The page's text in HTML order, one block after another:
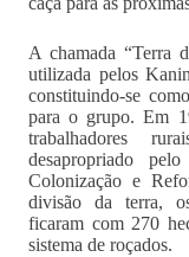
A chamada “Terra
utilizada pelos
constituindo-se
para o grupo. Em
trabalhadores
desapropriado
Colonização e
divisão da terra,
ficaram com 270
sistema de roçados.